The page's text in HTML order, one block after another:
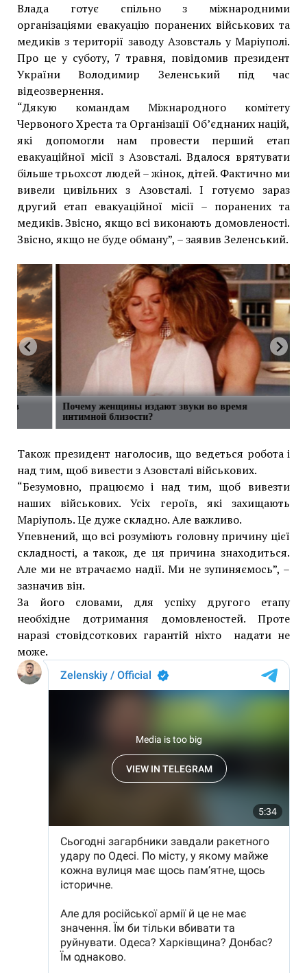
Влада готує спільно з міжнародними
організаціями евакуацію поранених військових та
медиків з території заводу Азовсталь у Маріуполі.
Про це у суботу, 7 травня, повідомив президент
України Володимир Зеленський під час
відеозвернення.
“Дякую командам Міжнародного комітету
Червоного Хреста та Організації Об’єднаних націй,
які допомогли нам провести перший етап
евакуаційної місії з Азовсталі. Вдалося врятувати
більше трьохсот людей – жінок, дітей. Фактично ми
вивели цивільних з Азовсталі. І готуємо зараз
другий етап евакуаційної місії – поранених та
медиків. Звісно, ​​якщо всі виконають домовленості.
Звісно, ​​якщо не буде обману”, – заявив Зеленський.
в
Почему женщины издают звуки во время
интимной близости?
Також президент наголосив, що ведеться робота і
над тим, щоб вивести з Азовсталі військових.
“Безумовно, працюємо і над тим, щоб вивезти
наших військових. Усіх героїв, які захищають
Маріуполь. Це дуже складно. Але важливо.
Упевнений, що всі розуміють головну причину цієї
складності, а також, де ця причина знаходиться.
Але ми не втрачаємо надії. Ми не зупиняємось”, –
зазначив він.
За його словами, для успіху другого етапу
необхідне дотримання домовленостей. Проте
наразі стовідсоткових гарантій ніхто надати не
може.